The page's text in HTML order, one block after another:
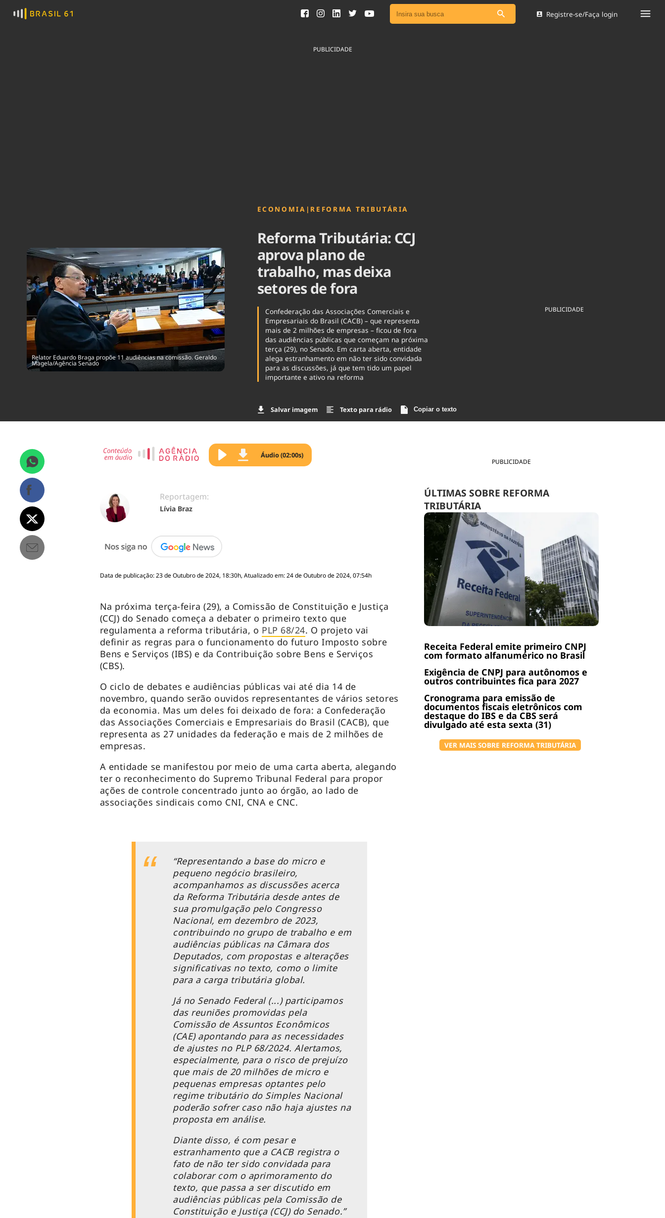
Ver todas as notícias
Agronegócios
Brasil
Registre-se/Faça login
PUBLICIDADE
Relator Eduardo Braga propõe 11 audiências na comissão. Geraldo
Magela/Agência Senado
ECONOMIA | REFORMA TRIBUTÁRIA
Reforma Tributária: CCJ
aprova plano de
trabalho, mas deixa
setores de fora
Confederação das Associações Comerciais e
Empresariais do Brasil (CACB) – que representa
mais de 2 milhões de empresas – ficou de fora
das audiências públicas que começam na próxima
terça (29), no Senado. Em carta aberta, entidade
alega estranhamento em não ter sido convidada
para as discussões, já que tem tido um papel
importante e ativo na reforma
Salvar imagem Texto para rádio Copiar o texto
PUBLICIDADE
PUBLICIDADE
ÚLTIMAS SOBRE REFORMA
TRIBUTÁRIA
Receita Federal emite primeiro CNPJ
com formato alfanumérico no Brasil
Exigência de CNPJ para autônomos e
outros contribuintes fica para 2027
Cronograma para emissão de
documentos fiscais eletrônicos com
destaque do IBS e da CBS será
divulgado até esta sexta (31)
VER MAIS SOBRE REFORMA TRIBUTÁRIA
Áudio (02:00s)
Reportagem:
Lívia Braz
Data de publicação: 23 de Outubro de 2024, 18:30h, Atualizado em: 24 de Outubro de 2024, 07:54h
Na próxima terça-feira (29), a Comissão de Constituição e Justiça
(CCJ) do Senado começa a debater o primeiro texto que
regulamenta a reforma tributária, o PLP 68/24. O projeto vai
definir as regras para o funcionamento do futuro Imposto sobre
Bens e Serviços (IBS) e da Contribuição sobre Bens e Serviços
(CBS).
O ciclo de debates e audiências públicas vai até dia 14 de
novembro, quando serão ouvidos representantes de vários setores
da economia. Mas um deles foi deixado de fora: a Confederação
das Associações Comerciais e Empresariais do Brasil (CACB), que
representa as 27 unidades da federação e mais de 2 milhões de
empresas.
A entidade se manifestou por meio de uma carta aberta, alegando
ter o reconhecimento do Supremo Tribunal Federal para propor
ações de controle concentrado junto ao órgão, ao lado de
associações sindicais como CNI, CNA e CNC.
“Representando a base do micro e
pequeno negócio brasileiro,
acompanhamos as discussões acerca
da Reforma Tributária desde antes de
sua promulgação pelo Congresso
Nacional, em dezembro de 2023,
contribuindo no grupo de trabalho e em
audiências públicas na Câmara dos
Deputados, com propostas e alterações
significativas no texto, como o limite
para a carga tributária global.
Já no Senado Federal (...) participamos
das reuniões promovidas pela
Comissão de Assuntos Econômicos
(CAE) apontando para as necessidades
de ajustes no PLP 68/2024. Alertamos,
especialmente, para o risco de prejuízo
que mais de 20 milhões de micro e
pequenas empresas optantes pelo
regime tributário do Simples Nacional
poderão sofrer caso não haja ajustes na
proposta em análise.
Diante disso, é com pesar e
estranhamento que a CACB registra o
fato de não ter sido convidada para
colaborar com o aprimoramento do
texto, que passa a ser discutido em
audiências públicas pela Comissão de
Constituição e Justiça (CCJ) do Senado.”